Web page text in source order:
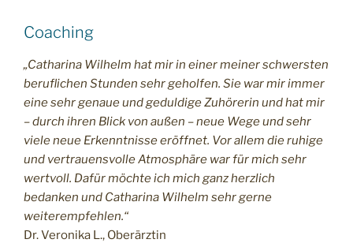
Coaching
„Catharina Wilhelm hat mir in einer meiner schwersten
beruflichen Stunden sehr geholfen. Sie war mir immer
eine sehr genaue und geduldige Zuhörerin und hat mir
– durch ihren Blick von außen – neue Wege und sehr
viele neue Erkenntnisse eröffnet. Vor allem die ruhige
und vertrauensvolle Atmosphäre war für mich sehr
wertvoll. Dafür möchte ich mich ganz herzlich
bedanken und Catharina Wilhelm sehr gerne
weiterempfehlen.“
Dr. Veronika L., Oberärztin